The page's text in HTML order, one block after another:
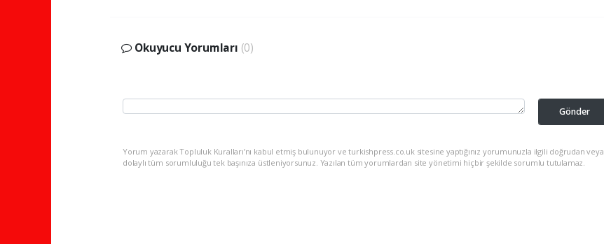
Okuyucu Yorumları (0)
Gönder
Yorum yazarak Topluluk Kuralları’nı kabul etmiş bulunuyor ve turkishpress.co.uk sitesine yaptığınız yorumunuzla ilgili doğrudan veya
dolaylı tüm sorumluluğu tek başınıza üstleniyorsunuz. Yazılan tüm yorumlardan site yönetimi hiçbir şekilde sorumlu tutulamaz.